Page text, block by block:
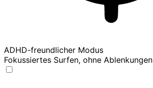
ADHD-freundlicher Modus
Fokussiertes Surfen, ohne Ablenkungen